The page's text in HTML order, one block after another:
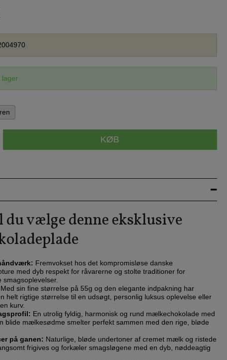
lager
KØB
vælge denne eksklusive
Fremvokset hos det kompromisløse danske
med dyb respekt for råvarerne og stolte traditioner for
smagsoplevelser.
Med sin fine størrelse på 55g og den elegante indpakning har
helt rigtige størrelse til en udsøgt, personlig luksus oplevelse eller
kurv.
En utrolig fyldig, harmonisk og rund mælkechokolade med
blide mælkesødme smelter perfekt sammen med den rige, bløde
på ganen: Naturlige, bløde undertoner af cremet mælk og ristede
frigives og forkæler smagsløgene med en dyb, nøddeagtig